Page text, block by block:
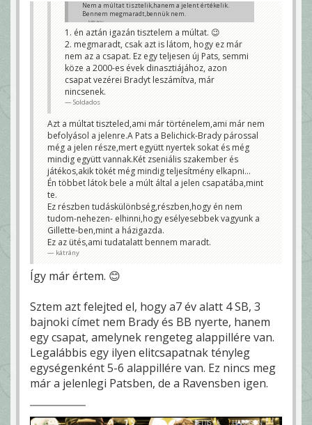
Nem a múltat tisztelik,hanem a jelent értékelik.
Bennem megmaradt,bennük nem.
kátrány
1. én aztán igazán tisztelem a múltat. 😉
2. megmaradt, csak azt is látom, hogy ez már
nem az a csapat. Ez egy teljesen új Pats, semmi
köze a 2000-es évek dinasztiájához, azon
csapat vezérei Bradyt leszámítva, már
nincsenek.
Soldados
Azt a múltat tiszteled,ami már történelem,ami már nem
befolyásol a jelenre.A Pats a Belichick-Brady párossal
még a jelen része,mert együtt nyertek sokat és még
mindig együtt vannak.Két zseniális szakember és
játékos,akik tökét még mindig teljesítmény elkapni...
Én többet látok bele a múlt által a jelen csapatába,mint
te.
Ez részben tudáskülönbség,részben,hogy én nem
tudom-nehezen- elhinni,hogy esélyesebbek vagyunk a
Gillette-ben,mint a házigazda.
Ez az ütés,ami tudatalatt bennem maradt.
kátrány
Így már értem. 😊
Sztem azt felejted el, hogy a7 év alatt 4 SB, 3
bajnoki címet nem Brady és BB nyerte, hanem
egy csapat, amelynek rengeteg alappillére van.
Legalábbis egy ilyen elitcsapatnak tényleg
egységenként 5-6 alappillére van. Ez nincs meg
már a jelenlegi Patsben, de a Ravensben igen.